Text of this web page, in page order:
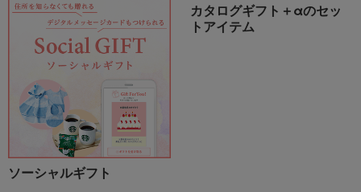
ソーシャルギフト
カタログギフト＋αのセッ
トアイテム